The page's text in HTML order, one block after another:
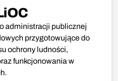
administracji publicznej
przygotowujące do
ochrony ludności,
funkcjonowania w